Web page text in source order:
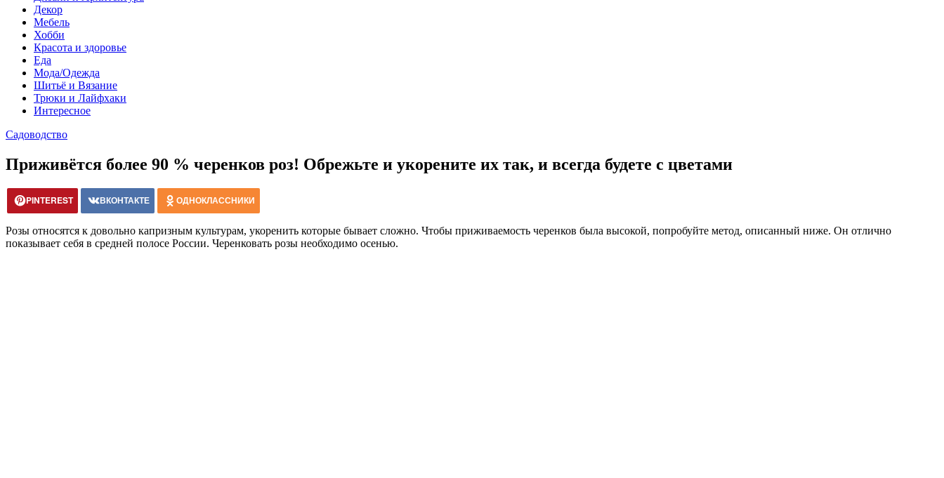
Декор
Мебель
Хобби
Красота и здоровье
Еда
Мода/Одежда
Шитьё и Вязание
Трюки и Лайфхаки
Интересное
Садоводство
Приживётся более 90 % черенков роз! Обрежьте и укорените их так, и всегда будете с цветами
PINTEREST ВКОНТАКТЕ ОДНОКЛАССНИКИ
Розы относятся к довольно капризным культурам, укоренить которые бывает сложно. Чтобы приживаемость черенков была высокой, попробуйте метод, описанный ниже. Он отлично
показывает себя в средней полосе России. Черенковать розы необходимо осенью.